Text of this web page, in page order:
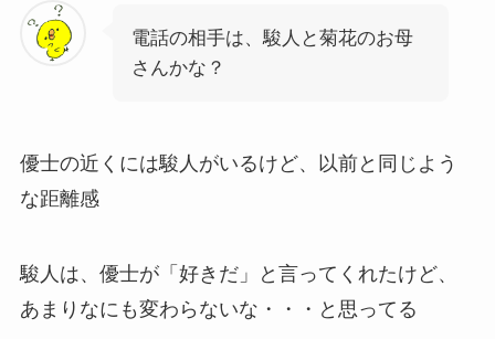
電話の相手は、駿人と菊花のお母
さんかな？
優士の近くには駿人がいるけど、以前と同じよう
な距離感
駿人は、優士が「好きだ」と言ってくれたけど、
あまりなにも変わらないな・・・と思ってる